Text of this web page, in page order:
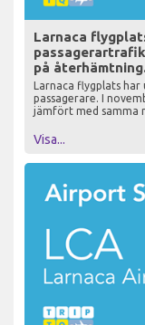
Larnaca
på
Larnaca flygplats
passagerare. I
jämfört med samma
Visa...